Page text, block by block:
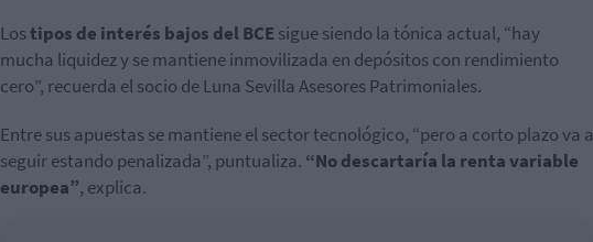
Lostipos de interés bajos del BCE sigue siendo la tónica actual, “hay
mucha liquidez y se mantiene inmovilizada en depósitos con rendimiento
cero”, recuerda el socio de Luna Sevilla Asesores Patrimoniales.
Entre sus apuestas se mantiene el sector tecnológico, “pero a corto plazo va a
seguir estando penalizada”, puntualiza. “No descartaría la renta variable
europea”, explica.